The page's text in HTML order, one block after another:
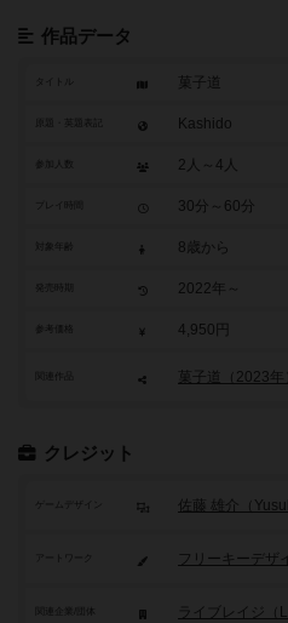
作品データ
タイトル 菓子道
Kashido
参加人数 2人～4人
30分～60分
8歳から
2022年～
参考価格 4,950円
関連作品 菓子道（2023年
クレジット
ゲームデザイン 佐藤 雄介（
アートワーク フリーキーデザ
ライブレイジ（